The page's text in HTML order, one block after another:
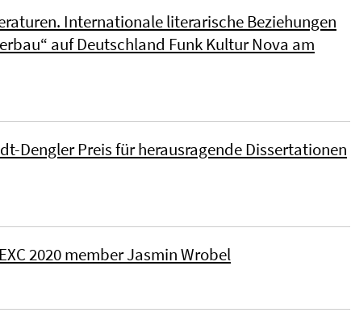
Internationale literarische Beziehungen
auf Deutschland Funk Kultur Nova am
Dengler Preis für herausragende Dissertationen
2020 member Jasmin Wrobel